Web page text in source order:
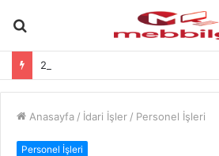
yap
2 Karne Öğretmen Görüşü Hakkında-
Anasayfa / İdari İşler / Personel İşleri
Personel İşleri